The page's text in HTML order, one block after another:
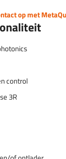
op met
control
3R